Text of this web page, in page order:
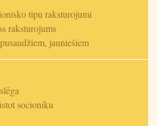
tipu raksturojumi
raksturojums
jauniešiem
socioniku